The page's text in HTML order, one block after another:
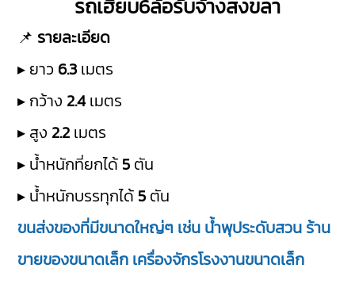
รถเฮียบ6ล้อรับจ้างสงขลา
📌 รายละเอียด
▸ ยาว 6.3 เมตร
▸ กว้าง 2.4 เมตร
▸ สูง 2.2 เมตร
▸ น้ำหนักที่ยกได้ 5 ตัน
▸ น้ำหนักบรรทุกได้ 5 ตัน
ขนส่งของที่มีขนาดใหญ่ๆ เช่น น้ำพุประดับสวน ร้าน
ขายของขนาดเล็ก เครื่องจักรโรงงานขนาดเล็ก